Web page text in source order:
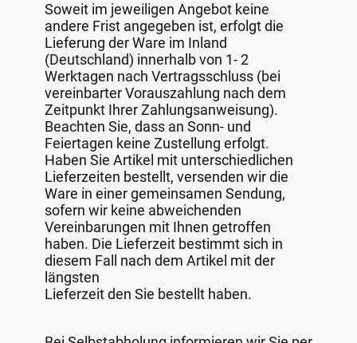
Soweit im jeweiligen Angebot keine
andere Frist angegeben ist, erfolgt die
Lieferung der Ware im Inland
(Deutschland) innerhalb von 1- 2
Werktagen nach Vertragsschluss (bei
vereinbarter Vorauszahlung nach dem
Zeitpunkt Ihrer Zahlungsanweisung).
Beachten Sie, dass an Sonn- und
Feiertagen keine Zustellung erfolgt.
Haben Sie Artikel mit unterschiedlichen
Lieferzeiten bestellt, versenden wir die
Ware in einer gemeinsamen Sendung,
sofern wir keine abweichenden
Vereinbarungen mit Ihnen getroffen
haben. Die Lieferzeit bestimmt sich in
diesem Fall nach dem Artikel mit der
längsten
Lieferzeit den Sie bestellt haben.